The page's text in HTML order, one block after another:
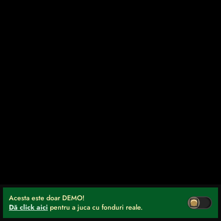
Acesta este doar DEMO!
Dă click aici pentru a juca cu fonduri reale.